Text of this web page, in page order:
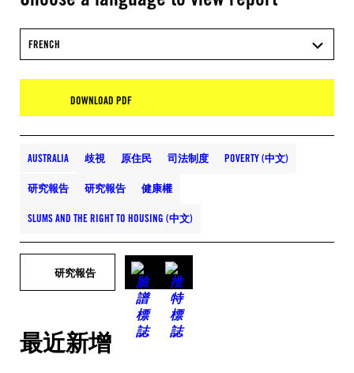
FRENCH
DOWNLOAD PDF
AUSTRALIA 歧視 原住民 司法制度 POVERTY (中文)
研究報告 研究報告 健康權
SLUMS AND THE RIGHT TO HOUSING (中文)
研究報告
最近新增